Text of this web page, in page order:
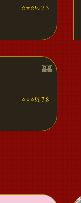
⭐⭐⭐½ 7.3
⭐⭐⭐½ 7.8